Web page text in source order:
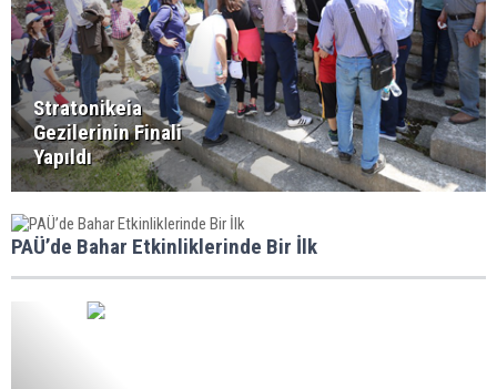
Stratonikeia
Gezilerinin Finali
Yapıldı
PAÜ’de Bahar Etkinliklerinde Bir İlk